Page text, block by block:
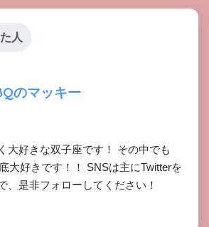
人
のマッキー
大好きな双子座です！ その中でも
大好きです！！ SNSは主にTwitterを
、是非フォローしてください！